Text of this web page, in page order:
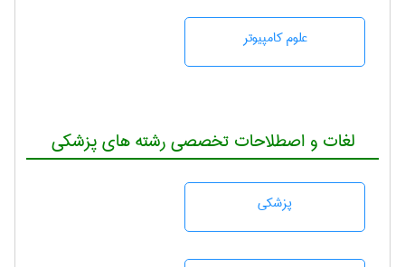
علوم کامپیوتر
لغات و اصطلاحات تخصصی رشته های پزشکی
پزشكی